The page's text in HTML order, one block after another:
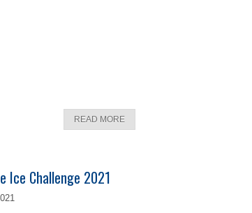
READ MORE
Ice Challenge 2021